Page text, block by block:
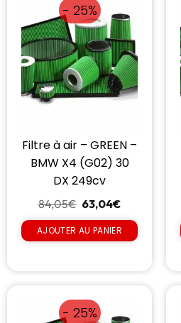
- 25%
Filtre à air – GREEN –
BMW X4 (G02) 30
DX 249cv
84,05€ 63,04€
AJOUTER AU PANIER
- 25%